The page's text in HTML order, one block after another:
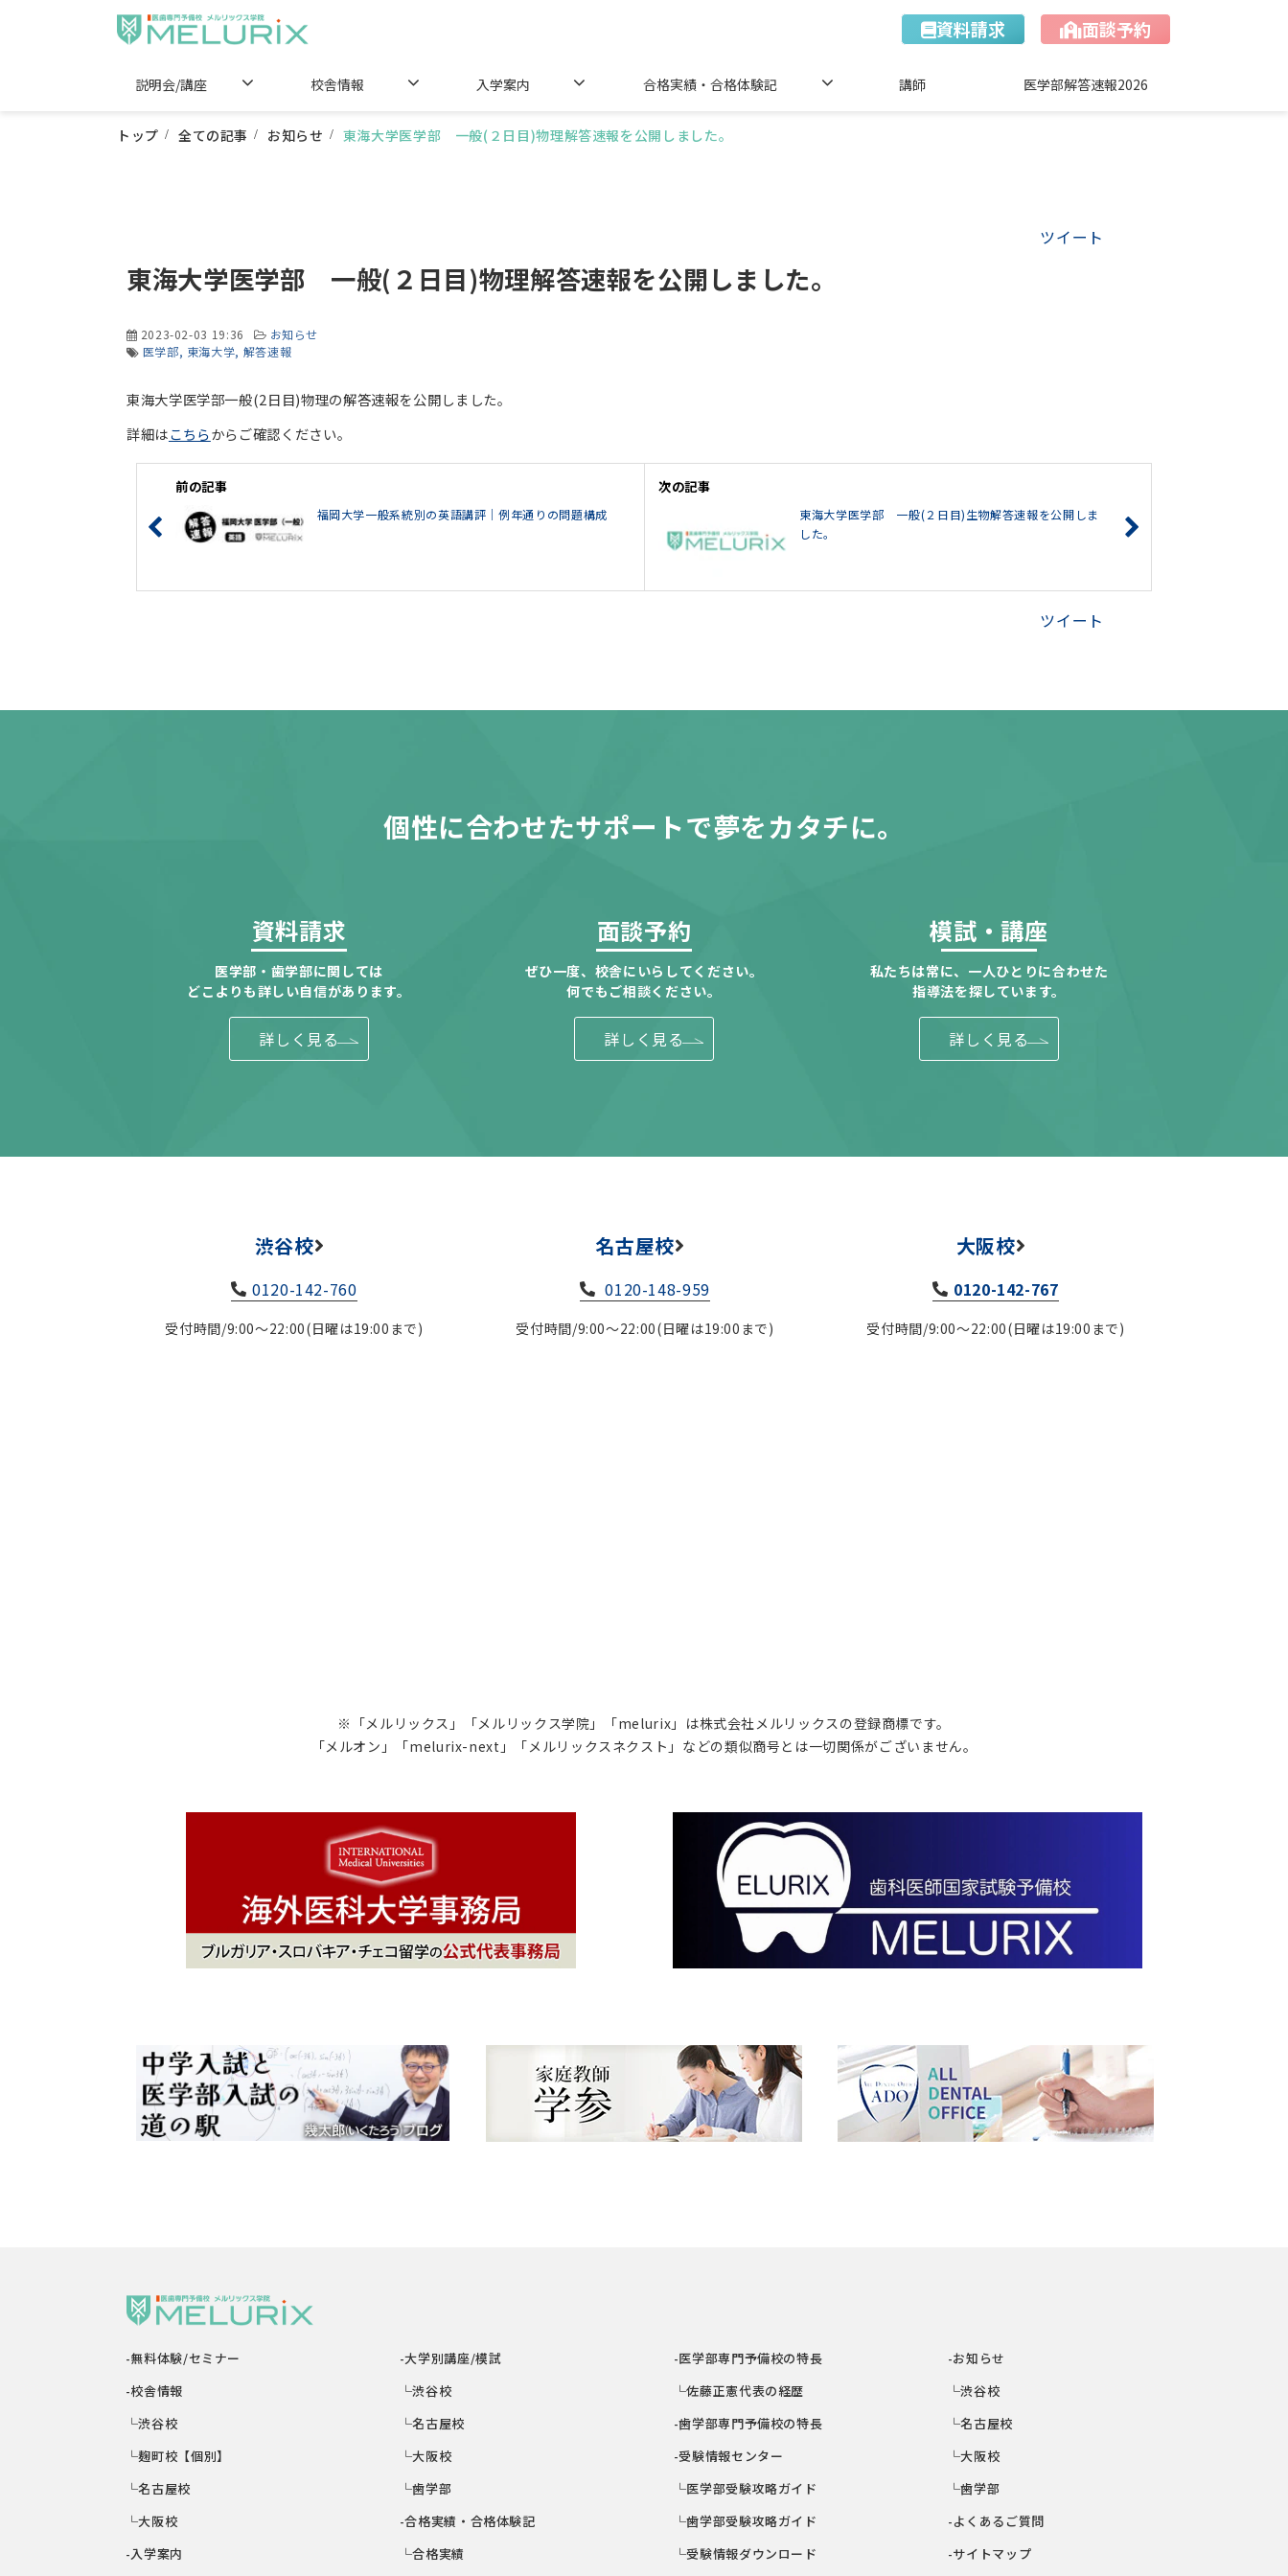
資料請求 面談予約
説明会/講座 校舎情報 入学案内 合格実績・合格体験記 講師 医学部解答速報2026
トップ 全ての記事 お知らせ 東海大学医学部 一般(２日目)物理解答速報を公開しました。
ツイート
東海大学医学部 一般(２日目)物理解答速報を公開しました。
2023-02-03 19:36
お知らせ
医学部 東海大学 解答速報
東海大学医学部一般(2日目)物理の解答速報を公開しました。
詳細はこちらからご確認ください。
前の記事
福岡大学一般系統別の英語講評｜例年通りの問題構成
次の記事
東海大学医学部 一般(２日目)生物解答速報を公開しま
した。
ツイート
個性に合わせたサポートで夢をカタチに。
資料請求
医学部・歯学部に関しては
どこよりも詳しい自信があります。
詳しく見る
面談予約
ぜひ一度、校舎にいらしてください。
何でもご相談ください。
詳しく見る
模試・講座
私たちは常に、一人ひとりに合わせた
指導法を探しています。
詳しく見る
渋谷校
0120-142-760
受付時間/9:00～22:00(日曜は19:00まで)
名古屋校
0120-148-959
受付時間/9:00～22:00(日曜は19:00まで)
大阪校
0120-142-767
受付時間/9:00～22:00(日曜は19:00まで)
※「メルリックス」「メルリックス学院」「melurix」は株式会社メルリックスの登録商標です。
「メルオン」「melurix-next」「メルリックスネクスト」などの類似商号とは一切関係がございません。
-無料体験/セミナー
-校舎情報
└渋谷校
└麹町校【個別】
└名古屋校
└大阪校
-入学案内
-大学別講座/模試
└渋谷校
└名古屋校
└大阪校
└歯学部
-合格実績・合格体験記
└合格実績
-医学部専門予備校の特長
└佐藤正憲代表の経歴
-歯学部専門予備校の特長
-受験情報センター
└医学部受験攻略ガイド
└歯学部受験攻略ガイド
└受験情報ダウンロード
-お知らせ
└渋谷校
└名古屋校
└大阪校
└歯学部
-よくあるご質問
-サイトマップ